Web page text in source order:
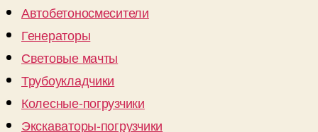
Автобетоносмесители
Генераторы
Световые мачты
Трубоукладчики
Колесные-погрузчики
Экскаваторы-погрузчики